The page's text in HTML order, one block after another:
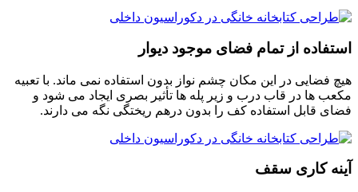
استفاده از تمام فضای موجود دیوار
هیچ فضایی در این مکان چشم نواز بدون استفاده نمی ماند. با تعبیه
مکعب ها در قاب درب و زیر پله ها تأثیر بصری ایجاد می شود و
فضای قابل استفاده کف را بدون درهم ریختگی نگه می دارند.
آینه کاری سقف